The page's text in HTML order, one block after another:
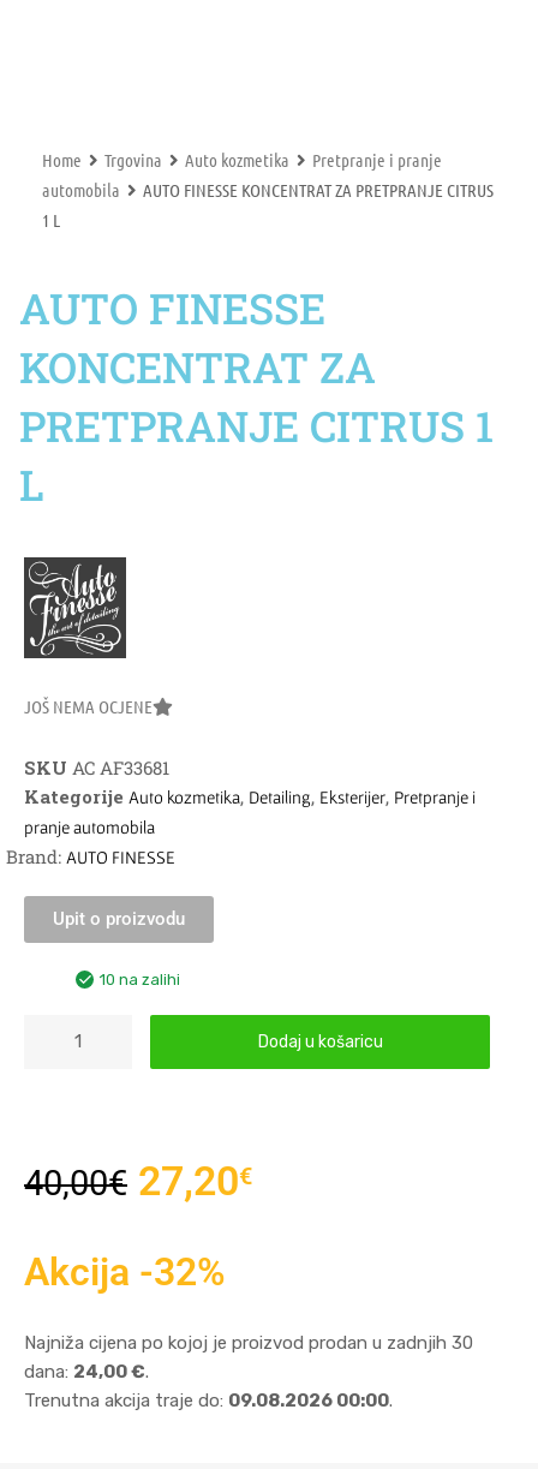
Home Trgovina Auto kozmetika
Pretpranje i pranje
automobila
AUTO FINESSE KONCENTRAT ZA PRETPRANJE CITRUS
1 L
AUTO FINESSE
KONCENTRAT ZA
PRETPRANJE CITRUS 1
L
JOŠ NEMA OCJENE
SKU AC AF33681
Kategorije Auto kozmetika, Detailing, Eksterijer, Pretpranje i
pranje automobila
Brand: AUTO FINESSE
Upit o proizvodu
10 na zalihi
Dodaj u košaricu
40,00€ 27,20€
Akcija -32%
Najniža cijena po kojoj je proizvod prodan u zadnjih 30
dana: 24,00 €.
Trenutna akcija traje do: 09.08.2026 00:00.